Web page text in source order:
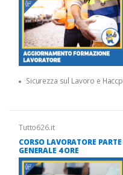
Sicurezza sul Lavoro e Haccp
Tutto626.it
CORSO LAVORATORE PARTE
GENERALE 4 ORE